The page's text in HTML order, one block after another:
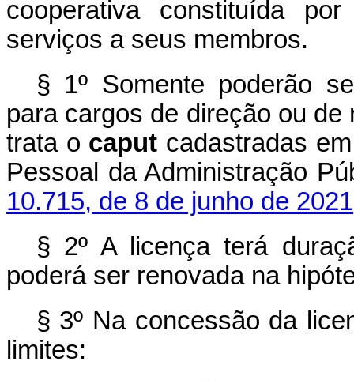
cooperativa constituída
serviços a seus membros.
§ 1º Somente poderão
para cargos de direção ou
trata o caput cadastradas
Pessoal da Administração
10.715, de 8 de junho de 2021
§ 2º A licença terá
poderá ser renovada na
§ 3º Na concessão da
limites: